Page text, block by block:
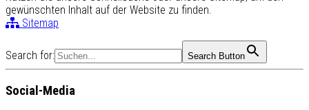
gewünschten Inhalt auf der Website zu finden.
Sitemap
Search for: Search Button
Social-Media